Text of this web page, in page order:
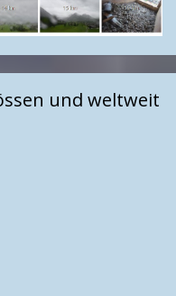
und weltweit